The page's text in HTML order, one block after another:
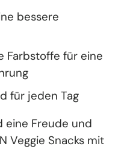
bessere
Farbstoffe für eine
für jeden Tag
eine Freude und
Veggie Snacks mit